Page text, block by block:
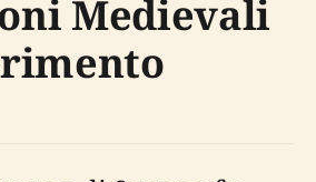
Medievali